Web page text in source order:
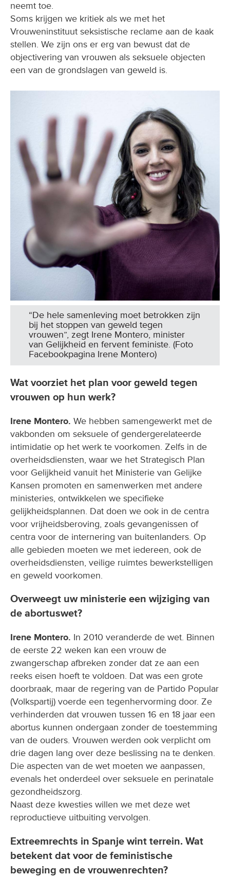
neemt toe.
Soms krijgen we kritiek als we met het
Vrouweninstituut seksistische reclame aan de kaak
stellen. We zijn ons er erg van bewust dat de
objectivering van vrouwen als seksuele objecten
een van de grondslagen van geweld is.
“De hele samenleving moet betrokken zijn
bij het stoppen van geweld tegen
vrouwen”, zegt Irene Montero, minister
van Gelijkheid en fervent feministe. (Foto
Facebookpagina Irene Montero)
Wat voorziet het plan voor geweld tegen
vrouwen op hun werk?
Irene Montero. We hebben samengewerkt met de
vakbonden om seksuele of gendergerelateerde
intimidatie op het werk te voorkomen. Zelfs in de
overheidsdiensten, waar we het Strategisch Plan
voor Gelijkheid vanuit het Ministerie van Gelijke
Kansen promoten en samenwerken met andere
ministeries, ontwikkelen we specifieke
gelijkheidsplannen. Dat doen we ook in de centra
voor vrijheidsberoving, zoals gevangenissen of
centra voor de internering van buitenlanders. Op
alle gebieden moeten we met iedereen, ook de
overheidsdiensten, veilige ruimtes bewerkstelligen
en geweld voorkomen.
Overweegt uw ministerie een wijziging van
de abortuswet?
Irene Montero. In 2010 veranderde de wet. Binnen
de eerste 22 weken kan een vrouw de
zwangerschap afbreken zonder dat ze aan een
reeks eisen hoeft te voldoen. Dat was een grote
doorbraak, maar de regering van de Partido Popular
(Volkspartij) voerde een tegenhervorming door. Ze
verhinderden dat vrouwen tussen 16 en 18 jaar een
abortus kunnen ondergaan zonder de toestemming
van de ouders. Vrouwen werden ook verplicht om
drie dagen lang over deze beslissing na te denken.
Die aspecten van de wet moeten we aanpassen,
evenals het onderdeel over seksuele en perinatale
gezondheidszorg.
Naast deze kwesties willen we met deze wet
reproductieve uitbuiting vervolgen.
Extreemrechts in Spanje wint terrein. Wat
betekent dat voor de feministische
beweging en de vrouwenrechten?